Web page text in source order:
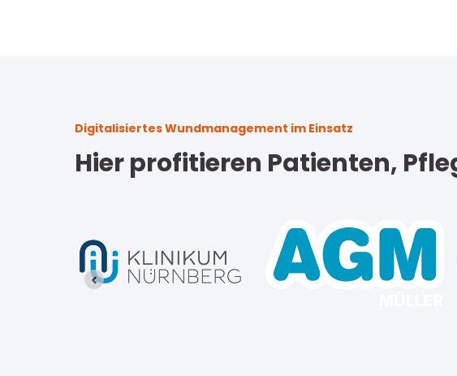
Digitalisiertes Wundmanagement im Einsatz
Hier profitieren Patienten,